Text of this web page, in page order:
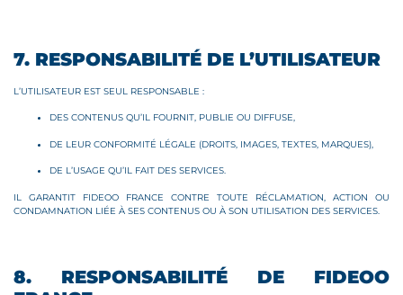
7. RESPONSABILITÉ DE L’UTILISATEUR
L’UTILISATEUR EST SEUL RESPONSABLE :
DES CONTENUS QU’IL FOURNIT, PUBLIE OU DIFFUSE,
DE LEUR CONFORMITÉ LÉGALE (DROITS, IMAGES, TEXTES, MARQUES),
DE L’USAGE QU’IL FAIT DES SERVICES.
IL GARANTIT FIDEOO FRANCE CONTRE TOUTE RÉCLAMATION, ACTION OU
CONDAMNATION LIÉE À SES CONTENUS OU À SON UTILISATION DES SERVICES.
8. RESPONSABILITÉ DE FIDEOO